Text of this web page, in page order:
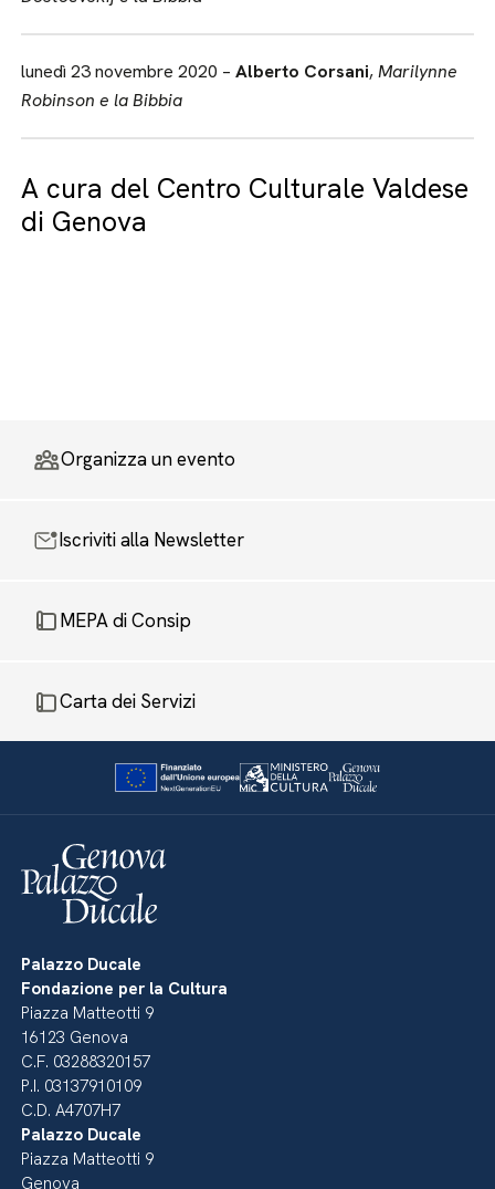
lunedì 23 novembre 2020 –Alberto Corsani,Marilynne
Robinson e la Bibbia
A cura del Centro Culturale Valdese
di Genova
Organizza un evento
Iscriviti alla Newsletter
MEPA di Consip
Carta dei Servizi
Palazzo Ducale
Fondazione per la Cultura
Piazza Matteotti 9
16123 Genova
C.F. 03288320157
P.I. 03137910109
C.D. A4707H7
Palazzo Ducale
Piazza Matteotti 9
Genova